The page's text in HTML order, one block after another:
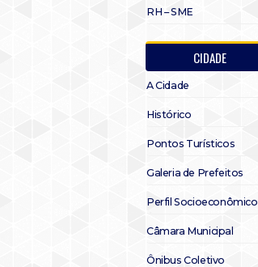
RH – SME
CIDADE
A Cidade
Histórico
Pontos Turísticos
Galeria de Prefeitos
Perfil Socioeconômico
Câmara Municipal
Ônibus Coletivo